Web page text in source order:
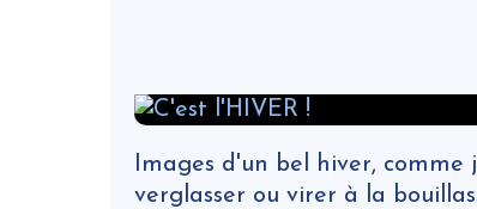
Images d'un bel hiver, comme
verglasser ou virer à la